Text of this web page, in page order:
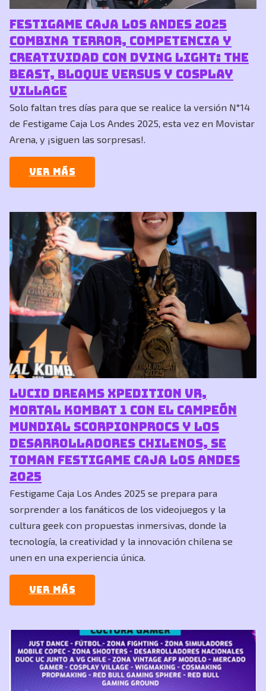
Festigame Caja Los Andes 2025
combina terror, competencia y
creatividad con Dying Light: The
Beast, Bloque Versus y Cosplay
Village
Solo faltan tres días para que se realice la versión N°14
de Festigame Caja Los Andes 2025, esta vez en Movistar
Arena, y ¡siguen las sorpresas!.
Ver más
Lucid Dreams XPEDITION VR,
Mortal Kombat 1 con el campeón
mundial ScorpionProcs y los
desarrolladores chilenos, se
toman Festigame Caja Los Andes
2025
Festigame Caja Los Andes 2025 se prepara para
sorprender a los fanáticos de los videojuegos y la
cultura geek con propuestas inmersivas, donde la
tecnología, la creatividad y la innovación chilena se
unen en una experiencia única.
Ver más